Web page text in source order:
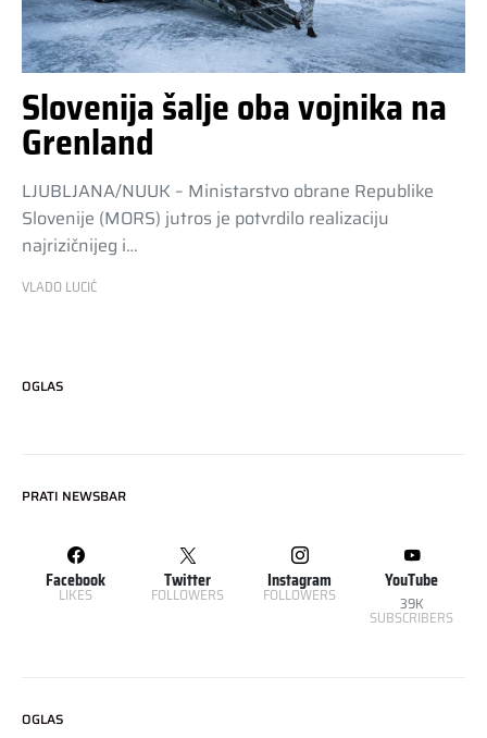
Slovenija šalje oba vojnika na
Grenland
LJUBLJANA/NUUK – Ministarstvo obrane Republike
Slovenije (MORS) jutros je potvrdilo realizaciju
najrizičnijeg i…
VLADO LUCIĆ
OGLAS
PRATI NEWSBAR
Facebook
LIKES
Twitter
FOLLOWERS
Instagram
FOLLOWERS
YouTube
39K
SUBSCRIBERS
OGLAS